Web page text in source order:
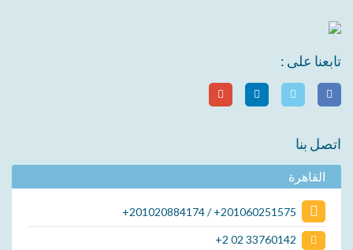
تابعنا على :
اتصل بنا
القاهرة
+201020884174 / +201060251575
+2 02 33760142